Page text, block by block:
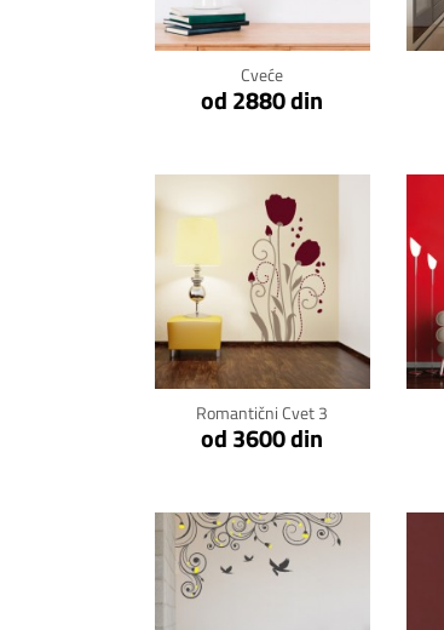
Cveće
od 2880 din
Romantični Cvet 3
od 3600 din
Klikni za detalje